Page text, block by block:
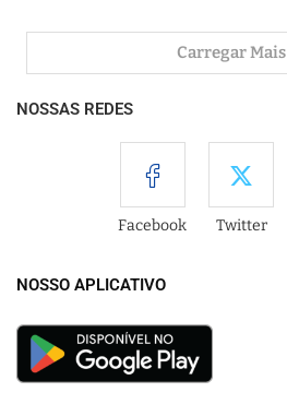
Carregar Mais
NOSSAS REDES
Facebook Twitter
NOSSO APLICATIVO